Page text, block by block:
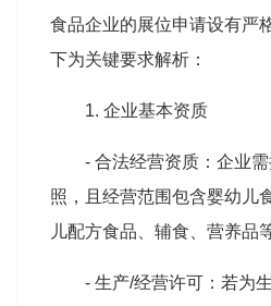
食品企业的展位申请设有严
下为关键要求解析：
1. 企业基本资质
- 合法经营资质：企业
照，且经营范围包含婴幼儿
儿配方食品、辅食、营养品
- 生产/经营许可：若为